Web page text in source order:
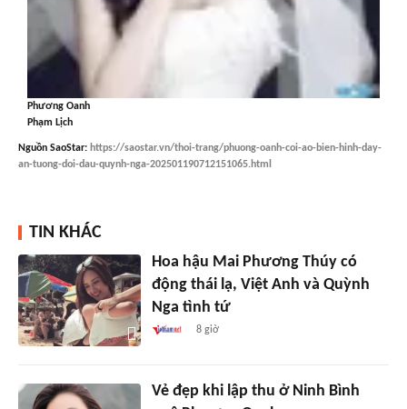
Phương Oanh
Phạm Lịch
Nguồn SaoStar: https://saostar.vn/thoi-trang/phuong-oanh-coi-ao-bien-hinh-day-
an-tuong-doi-dau-quynh-nga-202501190712151065.html
TIN KHÁC
Hoa hậu Mai Phương Thúy có
động thái lạ, Việt Anh và Quỳnh
Nga tình tứ
8 giờ
Vẻ đẹp khi lập thu ở Ninh Bình